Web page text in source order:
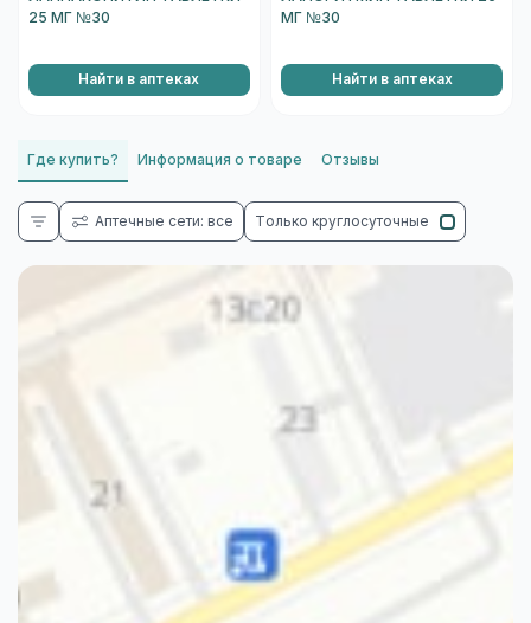
25 МГ №30
Найти в аптеках
МГ №30
Найти в аптеках
Где купить? Информация о товаре Отзывы
Аптечные сети: все Только круглосуточные